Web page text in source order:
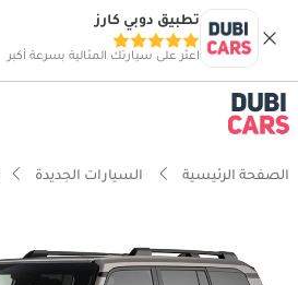
تطبيق دوبي كارز
اعثر على سيارتك المثالية بسرعة أكبر
الصفحة الرئيسية السيارات الجديدة